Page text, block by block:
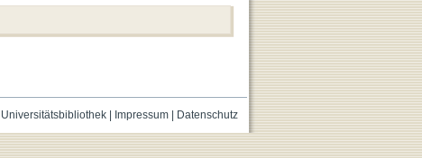
Universitätsbibliothek| Impressum| Datenschutz